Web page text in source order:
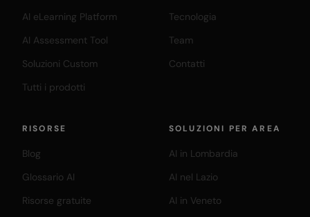
AI eLearning Platform
AI Assessment Tool
Soluzioni Custom
Tutti i prodotti
Tecnologia
Team
Contatti
RISORSE
Blog
Glossario AI
Risorse gratuite
SOLUZIONI PER AREA
AI in Lombardia
AI nel Lazio
AI in Veneto